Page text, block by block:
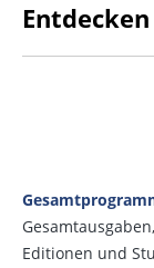
Entdecken
Editionen und